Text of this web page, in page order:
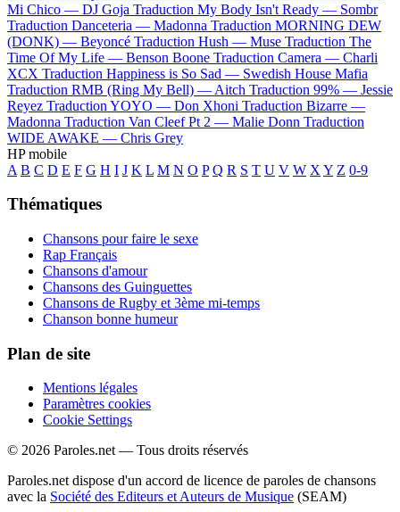
Mi Chico — DJ Goja Traduction My Body Isn't Ready — Sombr
Traduction Danceteria — Madonna Traduction MORNING DEW
(DONK) — Beyoncé Traduction Hush — Muse Traduction The
Time Of My Life — Benson Boone Traduction Camera — Charli
XCX Traduction Happiness is So Sad — Swedish House Mafia
Traduction RMB (Ring My Bell) — Aitch Traduction 99% — Jessie
Reyez Traduction YOYO — Don Xhoni Traduction Bizarre —
Madonna Traduction Van Cleef Pt 2 — Malie Donn Traduction
WIDE AWAKE — Chris Grey
HP mobile
A B C D E F G H I J K L M N O P Q R S T U V W X Y Z 0-9
Thématiques
Chansons pour faire le sexe
Rap Français
Chansons d'amour
Chansons des Guinguettes
Chansons de Rugby et 3ème mi-temps
Chanson bonne humeur
Plan de site
Mentions légales
Paramètres cookies
Cookie Settings
© 2026 Paroles.net — Tous droits réservés
Paroles.net dispose d'un accord de licence de paroles de chansons
avec la Société des Editeurs et Auteurs de Musique (SEAM)